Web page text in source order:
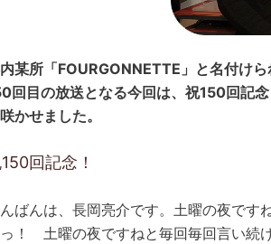
某所「FOURGONNETTE」と名付けら
回目の放送となる今回は、祝150回記
かせました。
回記念！
ばんは、長岡亮介です。土曜の夜ですね
！ 土曜の夜ですねと毎回毎回言い続